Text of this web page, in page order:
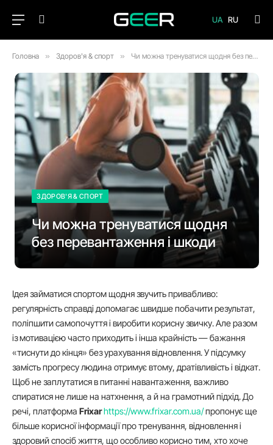
UA RU
Головна » Здоров'я & спорт » Чи можна тренуватися щодня без перевантаження і шкоди
ЗДОРОВ'Я & СПОРТ
Чи можна тренуватися щодня
без перевантаження і шкоди
Ідея займатися спортом щодня звучить привабливо:
регулярність справді допомагає швидше побачити результат,
поліпшити самопочуття і виробити корисну звичку. Але разом
із мотивацією часто приходить і інша крайність — бажання
«тиснути до кінця» без урахування відновлення. У підсумку
замість прогресу людина отримує втому, дратівливість і відкат.
Щоб не заплутатися в питанні навантаження, важливо
спиратися не лише на натхнення, а й на грамотний підхід. До
речі, платформа Frixarhttps://www.frixar.com.ua/пропонує ще
більше корисної інформації про тренування, відновлення і
здоровий спосіб життя, що особливо корисно тим, хто хоче